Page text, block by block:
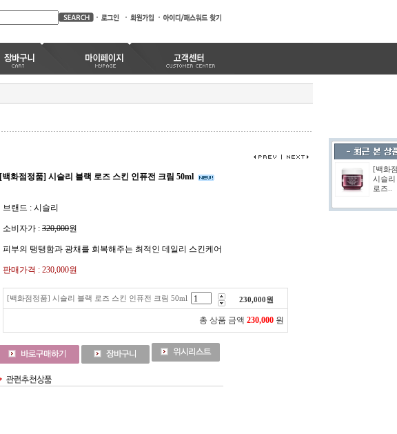
[백화점정품] 시슬리 블랙 로즈 스킨 인퓨전 크림 50ml
브랜드 : 시슬리
소비자가 : 320,000원
피부의 탱탱함과 광채를 회복해주는 최적인 데일리 스킨케어
판매가격 : 230,000원
[백화점정품] 시슬리 블랙 로즈 스킨 인퓨전 크림 50ml 230,000원
총 상품 금액 230,000 원
[백화
시슬리
로즈..